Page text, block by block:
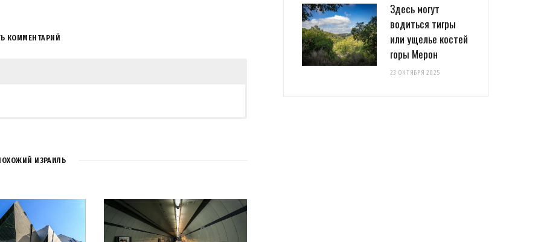
КОММЕНТАРИЙ
ИЗРАИЛЬ
Здесь могут
водиться тигры
или ущелье костей
горы Мерон
23 ОКТЯБРЯ 2025